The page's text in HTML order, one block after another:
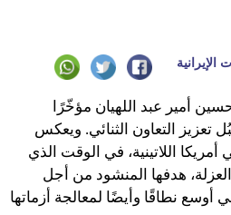
الإيرانية
أمير عبد اللهيان مؤخّرًا
تعزيز التعاون الثنائي. ويعكس
اللاتينية، في الوقت الذي
هدفها المنشود من أجل
نطاقًا وأيضًا لمعالجة أزماتها